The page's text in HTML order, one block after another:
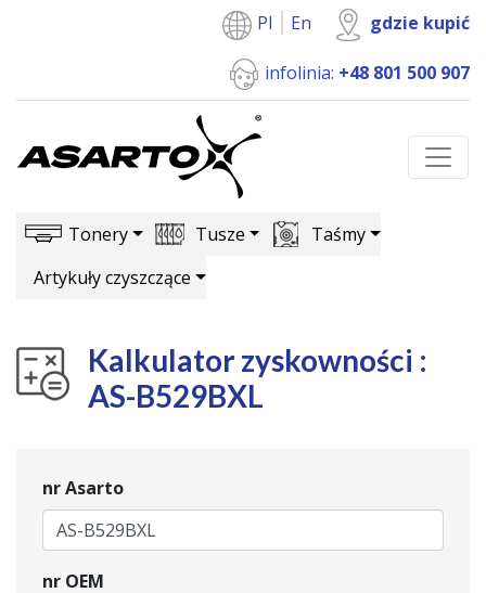
Pl En gdzie kupić
infolinia: +48 801 500 907
Tonery Tusze
Taśmy
Artykuły czyszczące
Kalkulator zyskowności :
AS-B529BXL
nr Asarto
nr OEM